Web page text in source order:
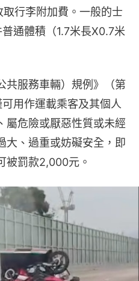
行李附加費。一般的士
通體積（1.7米長X0.7米
共服務車輛）規例》（第
用作運載乘客及其個人
屬危險或厭惡性質或未經
大、過重或妨礙安全，即
被罰款2,000元。